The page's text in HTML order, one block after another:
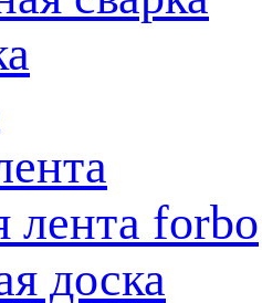
лента forbo
доска